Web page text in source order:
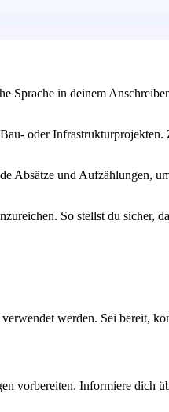
Sprache in deinem
oder
Absätze und Aufzählungen,
So stellst du sicher,
werden. Sei bereit,
vorbereiten. Informiere dich